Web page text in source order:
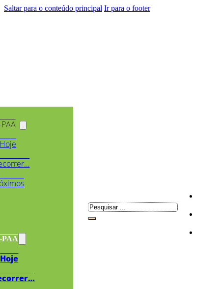
Saltar para o conteúdo principal Ir para o footer
PAA
Hoje
Pesquisar